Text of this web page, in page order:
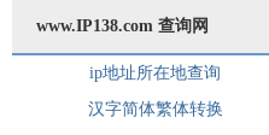
www.IP138.com 查询网
ip地址所在地查询
汉字简体繁体转换